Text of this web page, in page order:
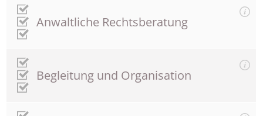
Anwaltliche Rechtsberatung
Begleitung und Organisation